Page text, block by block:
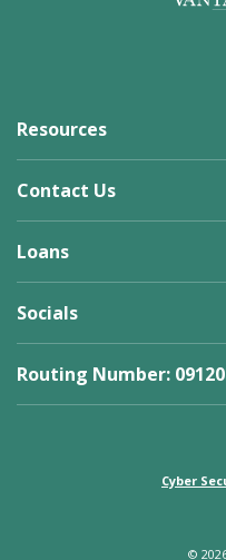
Resources
Contact Us
Loans
Socials
Routing Number:
Cyber
©